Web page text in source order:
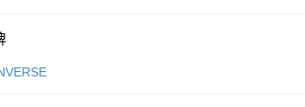
方式
一次付款